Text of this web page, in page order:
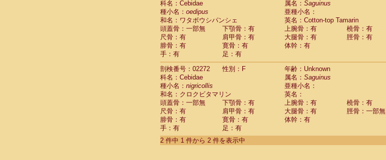
Cebidae
Cebidae
CebidaeSaguinus nigricollis (1)
Cebidae Saguinus oedipus
Cebidae Saguinus weddelli
Cebidae Saguinusspp.
Cebidae Aotus trivirgatus
Cebidae Cebus albifrons
Cebidae
CebidaeCebus capucinus
CebidaeCebus nigrivittatus
Cebidae Cebusspp.(0)
Cebidae Saimiri boliviensis
Cebidae Saimiri sciureus
Atelidae Alouatta caraya
AtelidaeAlouatta fusca
AtelidaeAlouatta seniculus
科名：Cebidae
属名： Saguinus
種小名： oedipus
亜種小名：
和名：ワタボウシパンシェ
英名：Cotton-top Tamarin
頭蓋骨：一部無
下顎骨：有 上腕骨：有
橈骨：有
尺骨：有
肩甲骨：有 大腿骨：有
脛骨：有
腓骨：有
寛骨：有
体幹：有
手：有
足：有
剖検番号：02272
性別：F
年齢：Unknown
科名：Cebidae
属名： Saguinus
種小名： nigricollis
亜種小名：
和名：クロクビタマリン
英名：
頭蓋骨：一部無
下顎骨：有 上腕骨：有
橈骨：有
尺骨：有
肩甲骨：有 大腿骨：有
脛骨：一部無
腓骨：有
寛骨：有
体幹：有
手：有
足：有
2 件中 1 件から 2 件を表示中